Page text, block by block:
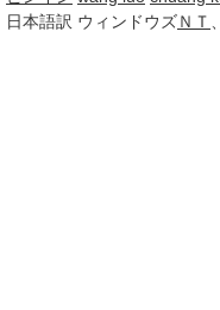
日本語訳 ウィンドウズＮＴ